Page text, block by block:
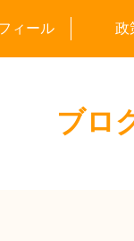
ィール 政
ブロ